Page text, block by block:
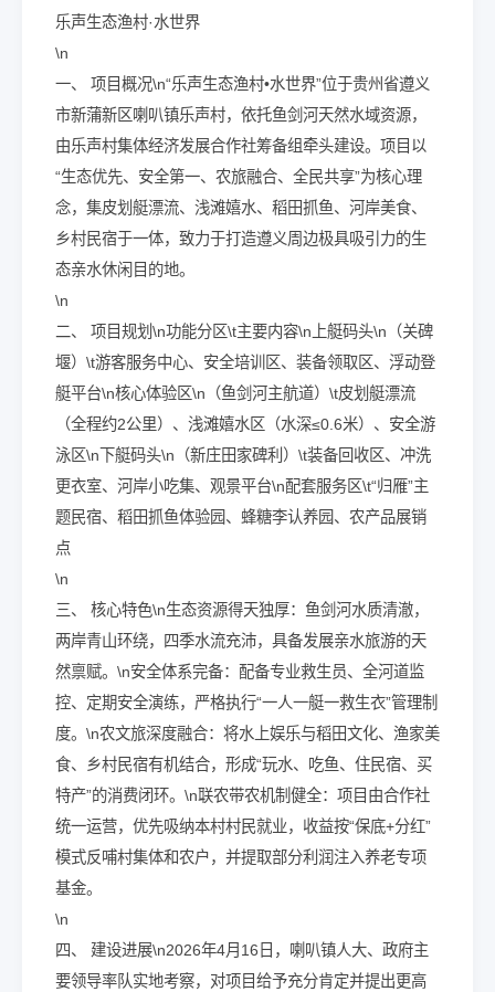
乐声生态渔村·水世界
\n
一、 项目概况\n“乐声生态渔村•水世界”位于贵州省遵义
市新蒲新区喇叭镇乐声村，依托鱼剑河天然水域资源，
由乐声村集体经济发展合作社筹备组牵头建设。项目以
“生态优先、安全第一、农旅融合、全民共享”为核心理
念，集皮划艇漂流、浅滩嬉水、稻田抓鱼、河岸美食、
乡村民宿于一体，致力于打造遵义周边极具吸引力的生
态亲水休闲目的地。
\n
二、 项目规划\n功能分区\t主要内容\n上艇码头\n（关碑
堰）\t游客服务中心、安全培训区、装备领取区、浮动登
艇平台\n核心体验区\n（鱼剑河主航道）\t皮划艇漂流
（全程约2公里）、浅滩嬉水区（水深≤0.6米）、安全游
泳区\n下艇码头\n（新庄田家碑利）\t装备回收区、冲洗
更衣室、河岸小吃集、观景平台\n配套服务区\t“归雁”主
题民宿、稻田抓鱼体验园、蜂糖李认养园、农产品展销
点
\n
三、 核心特色\n生态资源得天独厚：鱼剑河水质清澈，
两岸青山环绕，四季水流充沛，具备发展亲水旅游的天
然禀赋。\n安全体系完备：配备专业救生员、全河道监
控、定期安全演练，严格执行“一人一艇一救生衣”管理制
度。\n农文旅深度融合：将水上娱乐与稻田文化、渔家美
食、乡村民宿有机结合，形成“玩水、吃鱼、住民宿、买
特产”的消费闭环。\n联农带农机制健全：项目由合作社
统一运营，优先吸纳本村村民就业，收益按“保底+分红”
模式反哺村集体和农户，并提取部分利润注入养老专项
基金。
\n
四、 建设进展\n2026年4月16日，喇叭镇人大、政府主
要领导率队实地考察，对项目给予充分肯定并提出更高